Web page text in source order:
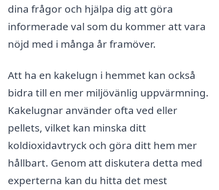
dina frågor och hjälpa dig att göra
informerade val som du kommer att vara
nöjd med i många år framöver.
Att ha en kakelugn i hemmet kan också
bidra till en mer miljövänlig uppvärmning.
Kakelugnar använder ofta ved eller
pellets, vilket kan minska ditt
koldioxidavtryck och göra ditt hem mer
hållbart. Genom att diskutera detta med
experterna kan du hitta det mest